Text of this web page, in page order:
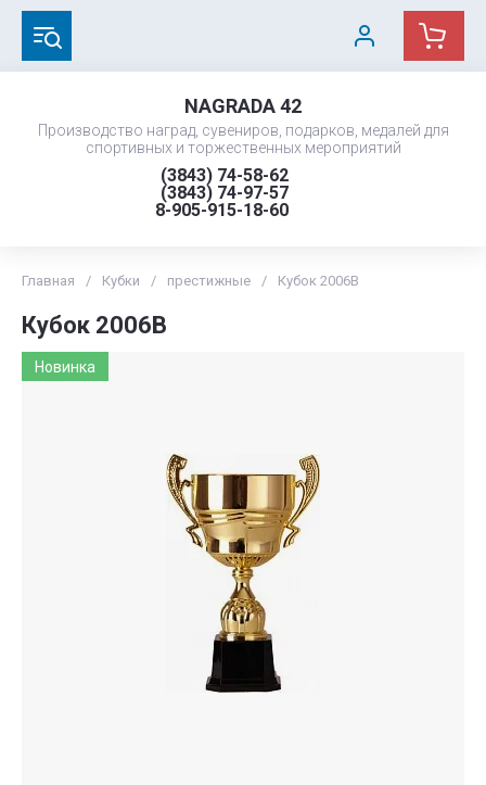
NAGRADA 42
Производство наград, сувениров, подарков, медалей для
спортивных и торжественных мероприятий
(3843) 74-58-62
(3843) 74-97-57
8-905-915-18-60
Главная / Кубки / престижные / Кубок 2006B
Кубок 2006B
Новинка